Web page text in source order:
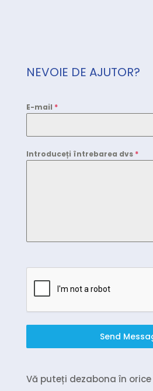
NEVOIE DE AJUTOR?
E-mail *
Introduceți întrebarea dvs *
Send
Vă puteți dezabona în